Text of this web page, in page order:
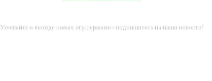
Узнавайте о выходе новых игр первыми - подпишитесь на наши новости!